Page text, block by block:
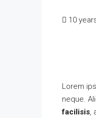
10
Lorem
neque.
facilisis,